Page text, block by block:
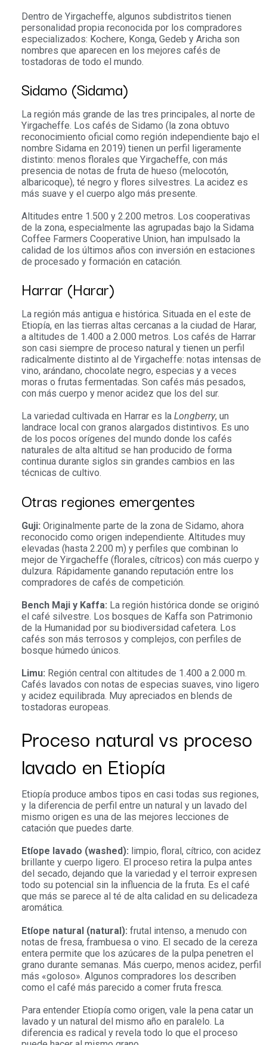
Dentro de Yirgacheffe, algunos subdistritos tienen
personalidad propia reconocida por los compradores
especializados: Kochere, Konga, Gedeb y Aricha son
nombres que aparecen en los mejores cafés de
tostadoras de todo el mundo.
Sidamo (Sidama)
La región más grande de las tres principales, al norte de
Yirgacheffe. Los cafés de Sidamo (la zona obtuvo
reconocimiento oficial como región independiente bajo el
nombre Sidama en 2019) tienen un perfil ligeramente
distinto: menos florales que Yirgacheffe, con más
presencia de notas de fruta de hueso (melocotón,
albaricoque), té negro y flores silvestres. La acidez es
más suave y el cuerpo algo más presente.
Altitudes entre 1.500 y 2.200 metros. Los cooperativas
de la zona, especialmente las agrupadas bajo la Sidama
Coffee Farmers Cooperative Union, han impulsado la
calidad de los últimos años con inversión en estaciones
de procesado y formación en catación.
Harrar (Harar)
La región más antigua e histórica. Situada en el este de
Etiopía, en las tierras altas cercanas a la ciudad de Harar,
a altitudes de 1.400 a 2.000 metros. Los cafés de Harrar
son casi siempre de proceso natural y tienen un perfil
radicalmente distinto al de Yirgacheffe: notas intensas de
vino, arándano, chocolate negro, especias y a veces
moras o frutas fermentadas. Son cafés más pesados,
con más cuerpo y menor acidez que los del sur.
La variedad cultivada en Harrar es la Longberry, un
landrace local con granos alargados distintivos. Es uno
de los pocos orígenes del mundo donde los cafés
naturales de alta altitud se han producido de forma
continua durante siglos sin grandes cambios en las
técnicas de cultivo.
Otras regiones emergentes
Guji: Originalmente parte de la zona de Sidamo, ahora
reconocido como origen independiente. Altitudes muy
elevadas (hasta 2.200 m) y perfiles que combinan lo
mejor de Yirgacheffe (florales, cítricos) con más cuerpo y
dulzura. Rápidamente ganando reputación entre los
compradores de cafés de competición.
Bench Maji y Kaffa: La región histórica donde se originó
el café silvestre. Los bosques de Kaffa son Patrimonio
de la Humanidad por su biodiversidad cafetera. Los
cafés son más terrosos y complejos, con perfiles de
bosque húmedo únicos.
Limu: Región central con altitudes de 1.400 a 2.000 m.
Cafés lavados con notas de especias suaves, vino ligero
y acidez equilibrada. Muy apreciados en blends de
tostadoras europeas.
Proceso natural vs proceso
lavado en Etiopía
Etiopía produce ambos tipos en casi todas sus regiones,
y la diferencia de perfil entre un natural y un lavado del
mismo origen es una de las mejores lecciones de
catación que puedes darte.
Etíope lavado (washed): limpio, floral, cítrico, con acidez
brillante y cuerpo ligero. El proceso retira la pulpa antes
del secado, dejando que la variedad y el terroir expresen
todo su potencial sin la influencia de la fruta. Es el café
que más se parece al té de alta calidad en su delicadeza
aromática.
Etíope natural (natural): frutal intenso, a menudo con
notas de fresa, frambuesa o vino. El secado de la cereza
entera permite que los azúcares de la pulpa penetren el
grano durante semanas. Más cuerpo, menos acidez, perfil
más «goloso». Algunos compradores los describen
como el café más parecido a comer fruta fresca.
Para entender Etiopía como origen, vale la pena catar un
lavado y un natural del mismo año en paralelo. La
diferencia es radical y revela todo lo que el proceso